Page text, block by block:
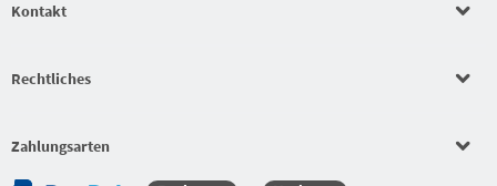
Schlägerkonfigurator
Beläge
Bekleidungssets
Kontakt
Rechtliches
Zahlungsarten